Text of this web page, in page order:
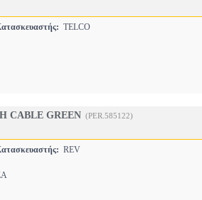
TELCO
CABLE GREEN (PER.585122)
REV